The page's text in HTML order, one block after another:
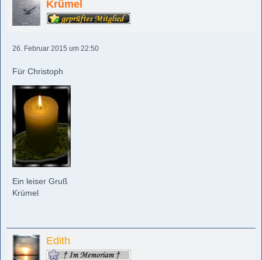
Krümel
26. Februar 2015 um 22:50
Für Christoph
Ein leiser Gruß
Krümel
Edith